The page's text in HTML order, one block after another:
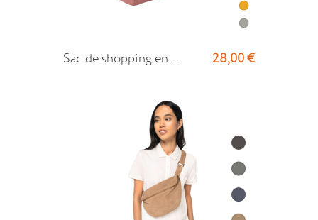
Sac de shopping en... 28,00 €